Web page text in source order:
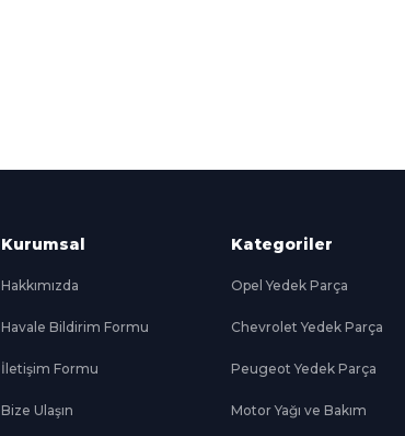
Gönder
Kurumsal
Hakkımızda
Havale Bildirim Formu
İletişim Formu
Bize Ulaşın
Kategoriler
Opel Yedek Parça
Chevrolet Yedek Parça
Peugeot Yedek Parça
Motor Yağı ve Bakım